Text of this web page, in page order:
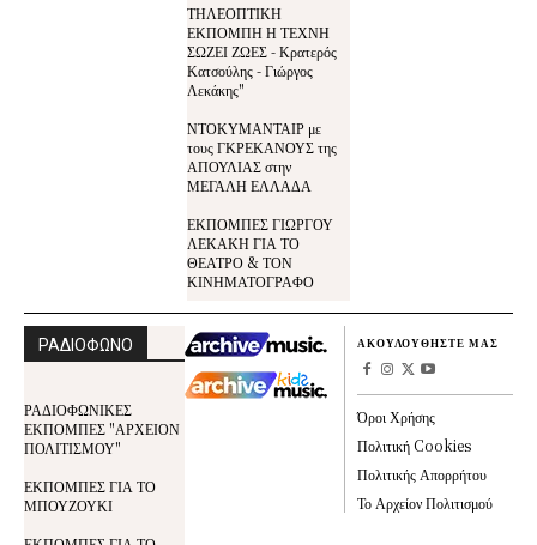
ΤΗΛΕΟΠΤΙΚΗ
ΕΚΠΟΜΠΗ Η ΤΕΧΝΗ
ΣΩΖΕΙ ΖΩΕΣ - Κρατερός
Κατσούλης - Γιώργος
Λεκάκης"
ΝΤΟΚΥΜΑΝΤΑΙΡ με
τους ΓΚΡΕΚΑΝΟΥΣ της
ΑΠΟΥΛΙΑΣ στην
ΜΕΓΑΛΗ ΕΛΛΑΔΑ
ΕΚΠΟΜΠΕΣ ΓΙΩΡΓΟΥ
ΛΕΚΑΚΗ ΓΙΑ ΤΟ
ΘΕΑΤΡΟ & ΤΟΝ
ΚΙΝΗΜΑΤΟΓΡΑΦΟ
ΡΑΔΙΟΦΩΝΟ
ΡΑΔΙΟΦΩΝΙΚΕΣ
ΕΚΠΟΜΠΕΣ "ΑΡΧΕΙΟΝ
ΠΟΛΙΤΙΣΜΟΥ"
ΕΚΠΟΜΠΕΣ ΓΙΑ ΤΟ
ΜΠΟΥΖΟΥΚΙ
ΑΚΟΥΛΟΥΘΗΣΤΕ ΜΑΣ
Όροι Χρήσης
Πολιτική Cookies
Πολιτικής Απορρήτου
Το Αρχείον Πολιτισμού